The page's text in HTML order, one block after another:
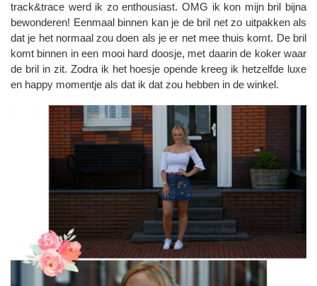
track&trace werd ik zo enthousiast. OMG ik kon mijn bril bijna
bewonderen! Eenmaal binnen kan je de bril net zo uitpakken als
dat je het normaal zou doen als je er net mee thuis komt. De bril
komt binnen in een mooi hard doosje, met daarin de koker waar
de bril in zit. Zodra ik het hoesje opende kreeg ik hetzelfde luxe
en happy momentje als dat ik dat zou hebben in de winkel.